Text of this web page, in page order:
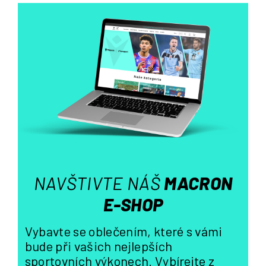
á
d
a
c
í
p
r
v
k
y
p
i
s
NAVŠTIVTE NÁŠMACRON
E-SHOP
Vybavte se oblečením, které s vámi
bude při vašich nejlepších
sportovních výkonech. Vybírejte z